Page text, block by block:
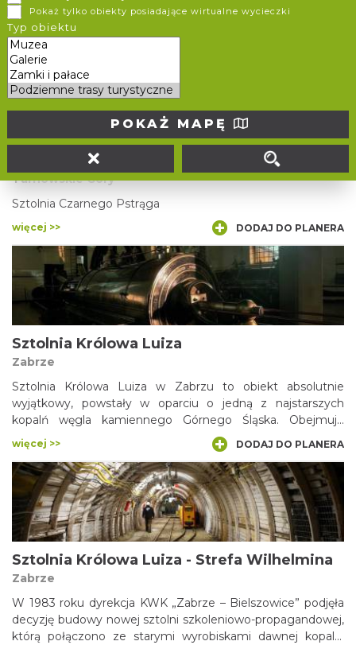
Pokaż tylko obiekty posiadające wirtualne wycieczki
Typ obiektu
POKAŻ MAPĘ
Zabytkowa Kopalnia Srebra
więcej >>
Sztolnia Czarnego Pstrąga
Tarnowskie Góry
Sztolnia Czarnego Pstrąga
więcej >> DODAJ DO PLANERA
Sztolnia Królowa Luiza
Zabrze
Sztolnia Królowa Luiza w Zabrzu to obiekt absolutnie
wyjątkowy, powstały w oparciu o jedną z najstarszych
kopalń węgla kamiennego Górnego Śląska. Obejmuje
przestrzenie zarówno na powierzchni, jak i prawdziwą sieć
podziemnych korytarzy, biegnących praktycznie pod
samym centrum miasta.
więcej >> DODAJ DO PLANERA
Sztolnia Królowa Luiza - Strefa Wilhelmina
Zabrze
W 1983 roku dyrekcja KWK „Zabrze – Bielszowice” podjęła
decyzję budowy nowej sztolni szkoleniowo-propagandowej,
którą połączono ze starymi wyrobiskami dawnej kopalni